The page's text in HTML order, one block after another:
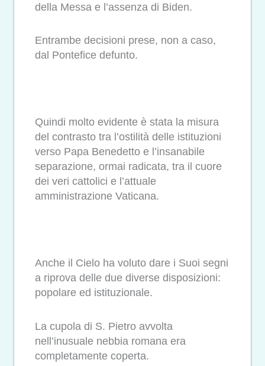
della Messa e l’assenza di Biden.
Entrambe decisioni prese, non a caso,
dal Pontefice defunto.
Quindi molto evidente è stata la misura
del contrasto tra l’ostilità delle istituzioni
verso Papa Benedetto e l’insanabile
separazione, ormai radicata, tra il cuore
dei veri cattolici e l’attuale
amministrazione Vaticana.
Anche il Cielo ha voluto dare i Suoi segni
a riprova delle due diverse disposizioni:
popolare ed istituzionale.
La cupola di S. Pietro avvolta
nell’inusuale nebbia romana era
completamente coperta.